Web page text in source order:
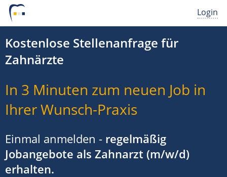
Login
Kostenlose Stellenanfrage für
Zahnärzte
In 3 Minuten zum neuen Job in
Ihrer Wunsch-Praxis
Einmal anmelden - regelmäßig
Jobangebote als Zahnarzt (m/w/d)
erhalten.